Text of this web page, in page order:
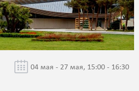
04 мая - 27 мая, 15:00 - 16:30